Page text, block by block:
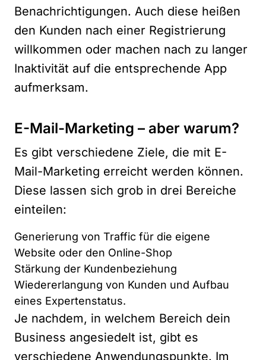
Benachrichtigungen. Auch diese heißen
den Kunden nach einer Registrierung
willkommen oder machen nach zu langer
Inaktivität auf die entsprechende App
aufmerksam.
E-Mail-Marketing – aber warum?
Es gibt verschiedene Ziele, die mit E-
Mail-Marketing erreicht werden können.
Diese lassen sich grob in drei Bereiche
einteilen:
Generierung von Traffic für die eigene
Website oder den Online-Shop
Stärkung der Kundenbeziehung
Wiedererlangung von Kunden und Aufbau
eines Expertenstatus.
Je nachdem, in welchem Bereich dein
Business angesiedelt ist, gibt es
verschiedene Anwendungspunkte. Im